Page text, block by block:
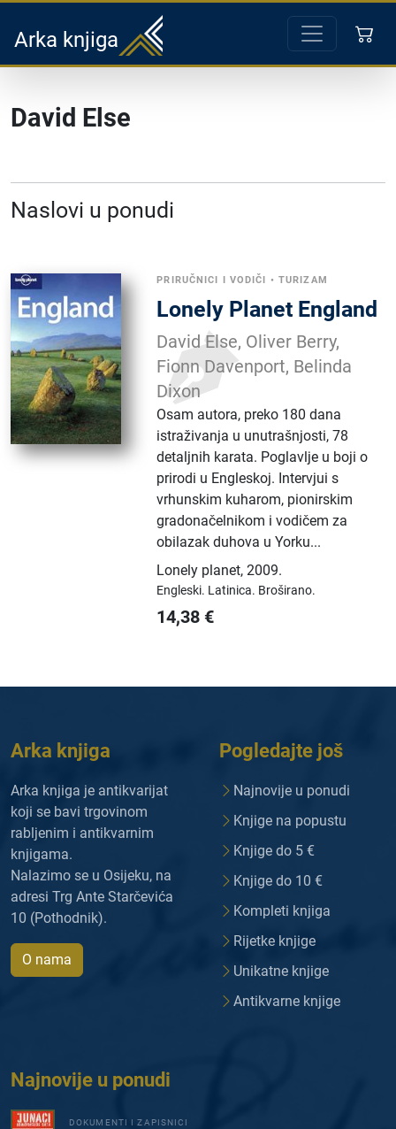
Arka knjiga
David Else
Naslovi u ponudi
PRIRUČNICI I VODIČI • TURIZAM
Lonely Planet England
David Else, Oliver Berry,
Fionn Davenport, Belinda
Dixon
Osam autora, preko 180 dana
istraživanja u unutrašnjosti, 78
detaljnih karata. Poglavlje u boji o
prirodi u Engleskoj. Intervjui s
vrhunskim kuharom, pionirskim
gradonačelnikom i vodičem za
obilazak duhova u Yorku...
Lonely planet,2009.
Engleski. Latinica. Broširano.
14,38 €
Arka knjiga
Arka knjiga je antikvarijat
koji se bavi trgovinom
rabljenim i antikvarnim
knjigama.
Nalazimo se u Osijeku, na
adresi Trg Ante Starčevića
10 (Pothodnik).
O nama
Pogledajte još
Najnovije u ponudi
Knjige na popustu
Knjige do 5 €
Knjige do 10 €
Kompleti knjiga
Rijetke knjige
Unikatne knjige
Antikvarne knjige
Najnovije u ponudi
DOKUMENTI I ZAPISNICI